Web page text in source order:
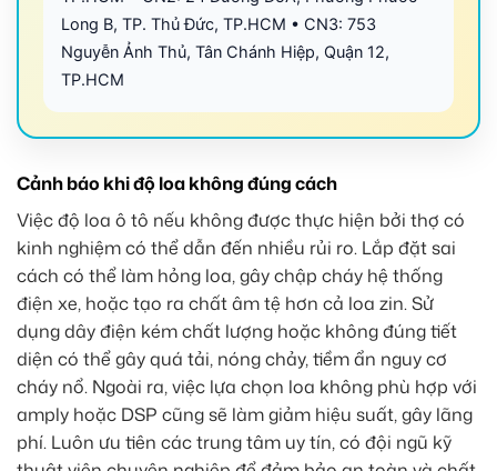
Long B, TP. Thủ Đức, TP.HCM • CN3: 753
Nguyễn Ảnh Thủ, Tân Chánh Hiệp, Quận 12,
TP.HCM
Cảnh báo khi độ loa không đúng cách
Việc độ loa ô tô nếu không được thực hiện bởi thợ có
kinh nghiệm có thể dẫn đến nhiều rủi ro. Lắp đặt sai
cách có thể làm hỏng loa, gây chập cháy hệ thống
điện xe, hoặc tạo ra chất âm tệ hơn cả loa zin. Sử
dụng dây điện kém chất lượng hoặc không đúng tiết
diện có thể gây quá tải, nóng chảy, tiềm ẩn nguy cơ
cháy nổ. Ngoài ra, việc lựa chọn loa không phù hợp với
amply hoặc DSP cũng sẽ làm giảm hiệu suất, gây lãng
phí. Luôn ưu tiên các trung tâm uy tín, có đội ngũ kỹ